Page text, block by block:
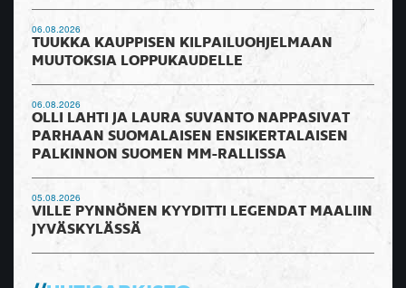
06.08.2026
TUUKKA KAUPPISEN KILPAILUOHJELMAAN
MUUTOKSIA LOPPUKAUDELLE
06.08.2026
OLLI LAHTI JA LAURA SUVANTO NAPPASIVAT
PARHAAN SUOMALAISEN ENSIKERTALAISEN
PALKINNON SUOMEN MM-RALLISSA
05.08.2026
VILLE PYNNÖNEN KYYDITTI LEGENDAT MAALIIN
JYVÄSKYLÄSSÄ